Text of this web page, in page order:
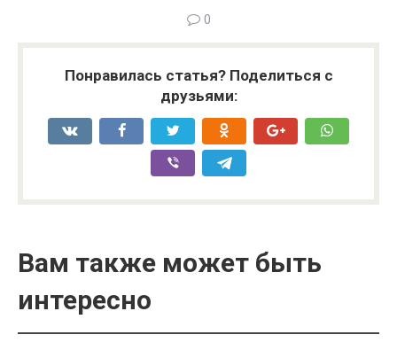
0
Понравилась статья? Поделиться с
друзьями:
Вам также может быть
интересно